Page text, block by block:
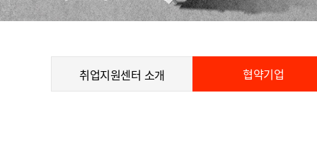
취업지원센터 소개 협약기업